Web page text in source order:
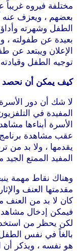
مختلفة فيروه غريباً
بعضهم ، ويعزف عنه
الطفل وشهرته
بعيدة عن طفولته ،
الإعلان ويبتعد
توجيه الطفل
كيف يمكن أن نحصد
لا شك أن دور الأسرة
المفيدة في
الأسرة أبناءها
عقب مشاهدة برنامج
يقدمها ، ولا بد من
المفيد الممتع
وهناك نقاط مهمة
مقدمتها العنف
كان لا بد من العنف
فيمكن إدخال مشاهد
لكن يحظر من
بالغاً في نفس
هو نفسه ، ويذكر أن